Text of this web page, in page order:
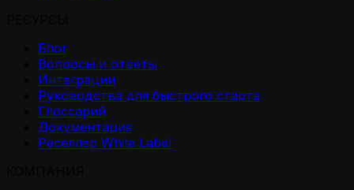
Блог
Вопросы и ответы
Интеграции
Руководства для быстрого старта
Глоссарий
Документация
Реселлер White Label